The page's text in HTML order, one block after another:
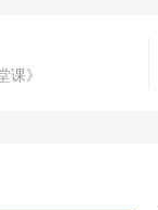
课》